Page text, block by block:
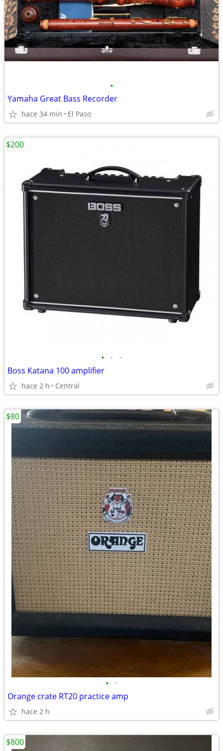
•
Yamaha Great Bass Recorder
hace 34 min El Paso
• • •
Boss Katana 100 amplifier
hace 2 h Central
$200
• •
Orange crate RT20 practice amp
hace 2 h
$80
$800